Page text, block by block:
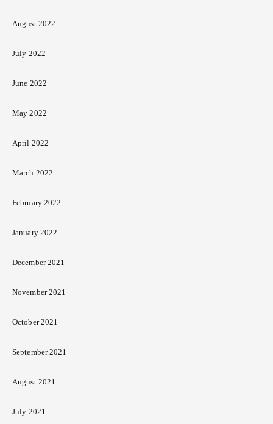
August 2022
July 2022
June 2022
May 2022
April 2022
March 2022
February 2022
January 2022
December 2021
November 2021
October 2021
September 2021
August 2021
July 2021